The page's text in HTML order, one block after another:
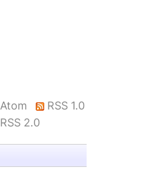
Atom
RSS 1.0
RSS 2.0